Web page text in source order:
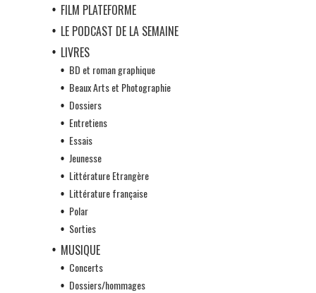
FILM PLATEFORME
LE PODCAST DE LA SEMAINE
LIVRES
BD et roman graphique
Beaux Arts et Photographie
Dossiers
Entretiens
Essais
Jeunesse
Littérature Etrangère
Littérature française
Polar
Sorties
MUSIQUE
Concerts
Dossiers/hommages